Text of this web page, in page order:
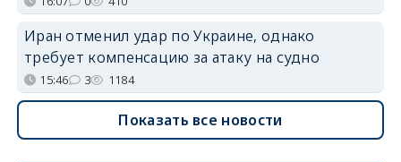
Иран отменил удар по Украине, однако
требует компенсацию за атаку на судно
15:46 3 1184
Показать все новости